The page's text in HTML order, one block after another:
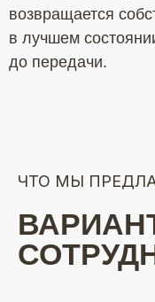
возвращается
в лучшем
до передачи.
ЧТО МЫ